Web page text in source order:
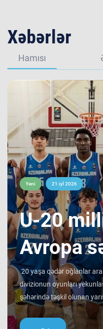
Xəbərlər
Hamısı
Yeni 21 iyl 2026
​U-20
Avropa
bir ilklə
20 yaşa qədər oğlanlar
divizionun oyunları
şəhərində təşkil olunan
20 milli komandamız son
keçirib və 66:60 hesabı ilə